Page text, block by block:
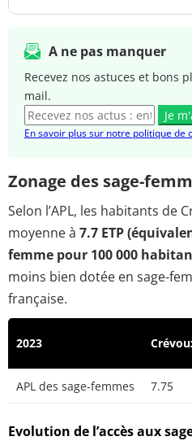
A ne pas manquer
Recevez nos astuces et bons
mail.
Je
En savoir plus sur notre politique de
Zonage des sage-
Selon l’APL, les habitants de
moyenne à 7.7 ETP
femme pour 100 000
moins bien dotée en sage-
française.
2023
APL des sage-femmes 7.75
Evolution de l’accès aux